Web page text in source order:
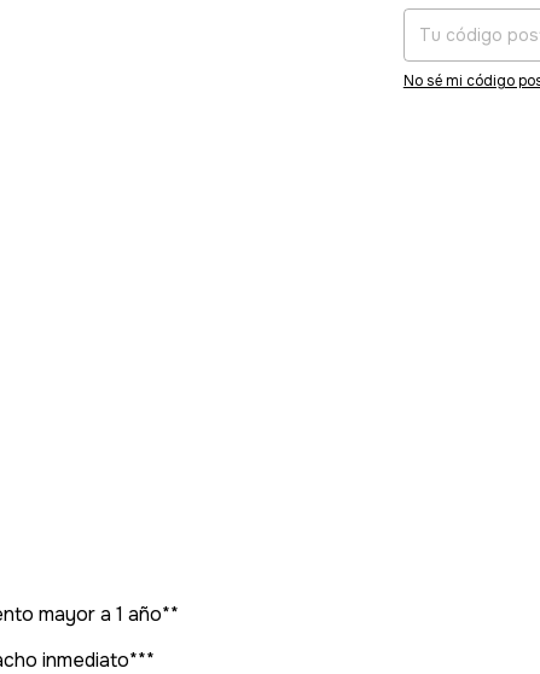
No sé mi código
mayor a 1 año**
inmediato***